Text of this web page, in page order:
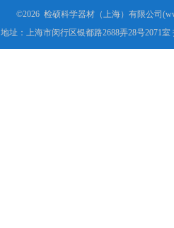
©2026 检硕科学器材（上海）有限公司
地址：上海市闵行区银都路2688弄28号2071室